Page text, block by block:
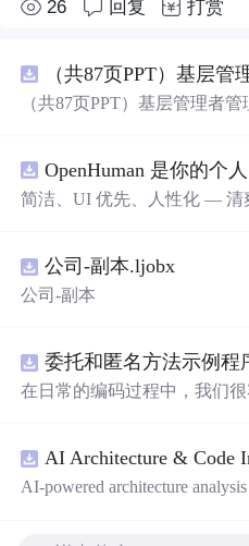
26 回复 打赏
（共87页PPT）基层
（共87页PPT）基层管理者
简洁、UI 优先、人性化 — 清
吉祥物，会说话、能感知周
入你的 Google Meet 会议、
公司-副本.ljobx
公司-副本
委托和匿名方法示例程
在日常的编码过程中，我们
的完整项目示例。
AI Architecture & Code
AI-powered architecture